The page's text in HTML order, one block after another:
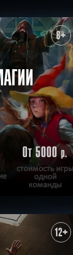
ПРОЙДЕН 8+
От 5000р.
стоимость игры
одной
команды
КВЕСТ ПРОЙДЕН 12+